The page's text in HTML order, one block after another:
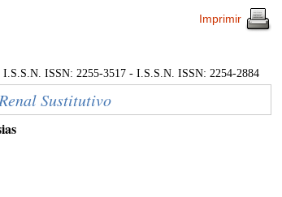
Imprimir
I.S.S.N. ISSN: 2255-3517 - I.S.S.N. ISSN: 2254-2884
Sustitutivo